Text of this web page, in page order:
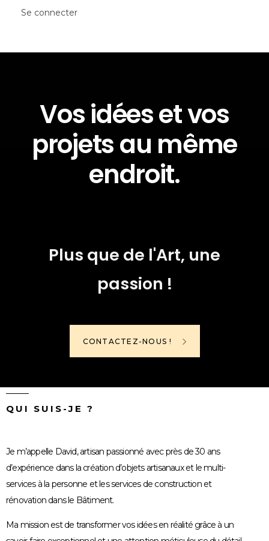
Se connecter
Vos idées et vos
projets au même
endroit.
Plus que de l'Art, une
passion !
CONTACTEZ-NOUS !
QUI SUIS-JE ?
Je m’appelle David, artisan passionné avec près de 30 ans
d’expérience dans la création d’objets artisanaux et le multi-
services à la personne et les services de construction et
rénovation dans le Bâtiment.
Ma mission est de transformer vos idées en réalité grâce à un